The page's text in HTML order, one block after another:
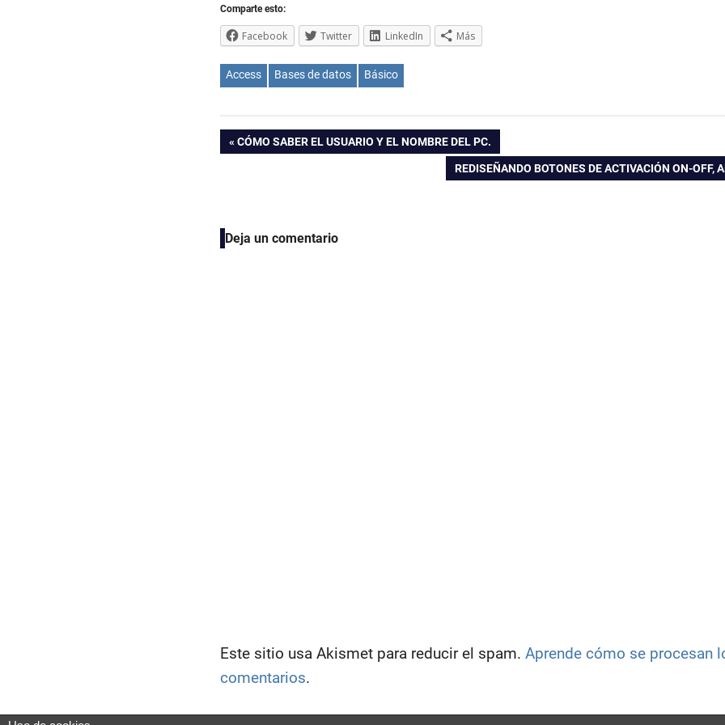
Comparte esto:
Facebook Twitter LinkedIn Más
Access Bases de datos Básico
Navegación
ENTRADA
CÓMO SABER EL USUARIO Y EL NOMBRE DEL PC.
ENTRADA
REDISEÑANDO BOTONES DE ACTIVACIÓN ON-OFF,
Deja un comentario
Este sitio usa Akismet para reducir el spam. Aprende cómo se procesan
comentarios.